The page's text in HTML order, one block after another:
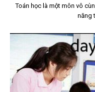
Toán học là một môn vô
năng